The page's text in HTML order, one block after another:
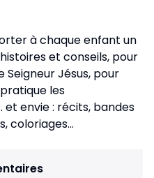
à chaque enfant un
et conseils, pour
Jésus, pour
les
et envie : récits, bandes
coloriages...